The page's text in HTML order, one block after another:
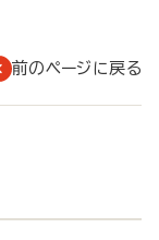
前のページに戻る